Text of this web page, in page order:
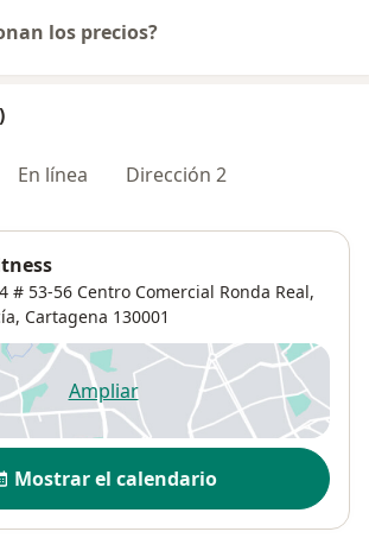
los precios?
En línea Dirección 2
# 53-56 Centro Comercial Ronda Real,
, Cartagena 130001
Ampliarse abre en una nueva
Mostrar el calendario